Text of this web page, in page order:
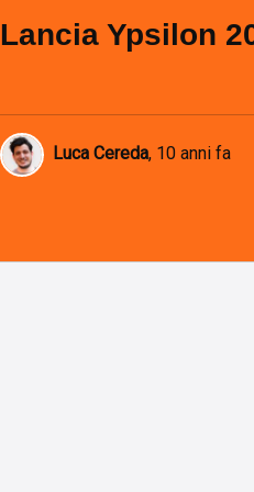
Lancia Ypsilon
Luca Cereda, 10 anni fa